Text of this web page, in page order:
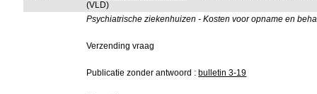
(VLD)
Psychiatrische ziekenhuizen - Kosten voor opname en
Verzending vraag
Publicatie zonder antwoord : bulletin 3-19